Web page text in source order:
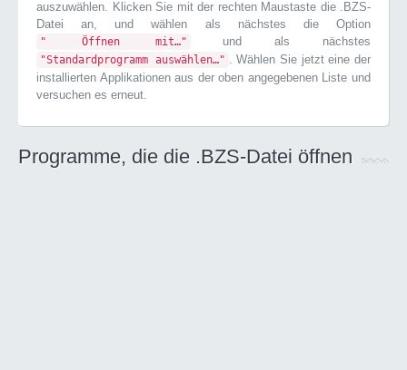
auszuwählen. Klicken Sie mit der rechten Maustaste die .BZS-
Datei an, und wählen als nächstes die Option
" Öffnen mit…" und als nächstes
"Standardprogramm auswählen…" . Wählen Sie jetzt eine der
installierten Applikationen aus der oben angegebenen Liste und
versuchen es erneut.
Programme, die die .BZS-Datei öffnen